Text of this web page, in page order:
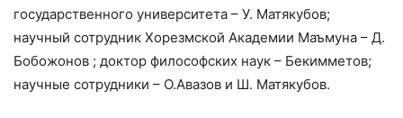
государственного университета – У. Матякубов;
научный сотрудник Хорезмской Академии Маъмуна – Д.
Бобожонов ; доктор философских наук – Бекимметов;
научные сотрудники – О.Авазов и Ш. Матякубов.